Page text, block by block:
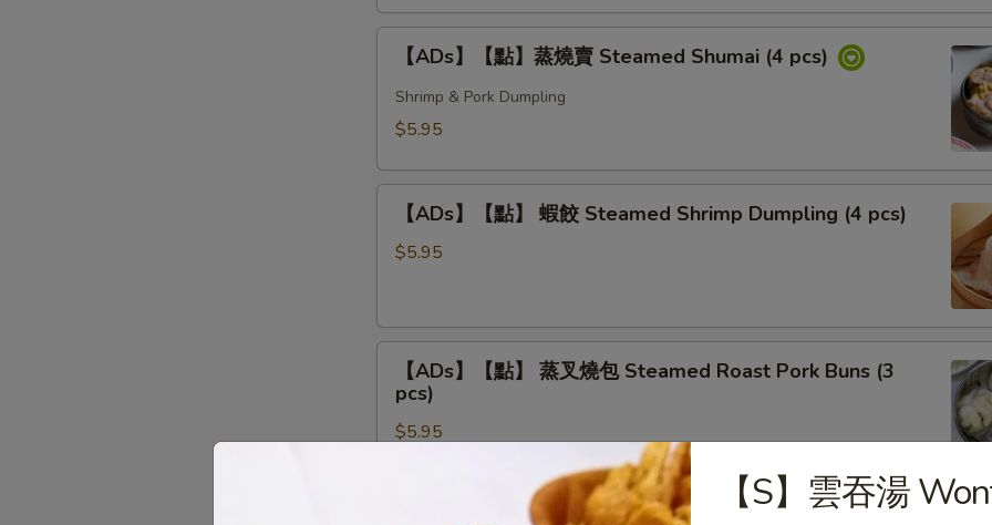
Deep
Fried
Shrimp
Balls
【ADs】
【點】
Steamed
Shumai
pcs)
【ADs】【點】蒸燒賣 Steamed Shumai (4 pcs)
Shrimp & Pork Dumpling
$5.95
【ADs】
【點】
Shrimp
Dumpling
pcs)
【ADs】【點】 蝦餃 Steamed Shrimp Dumpling (4 pcs)
$5.95
【ADs】
【點】【ADs】【點】 蒸叉燒包 Steamed Roast Pork Buns (3
pcs)
$5.95
【S】雲吞湯